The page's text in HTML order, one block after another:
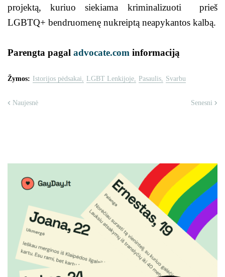
projektą, kuriuo siekiama kriminalizuoti prieš
LGBTQ+ bendruomenę nukreiptą neapykantos kalbą.
Parengta pagal advocate.com informaciją
Žymos: Istorijos pėdsakai LGBT Lenkijoje Pasaulis Svarbu
Naujesnė Senesni